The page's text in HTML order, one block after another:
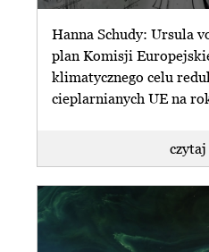
Hanna Schudy: Ursula
plan Komisji
klimatycznego celu
cieplarnianych UE na
czytaj